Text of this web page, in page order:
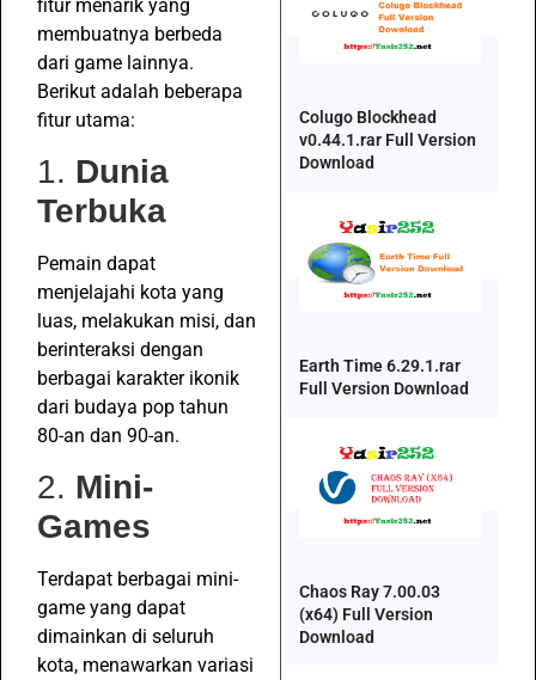
fitur menarik yang
membuatnya berbeda
dari game lainnya.
Berikut adalah beberapa
fitur utama:
1. Dunia
Terbuka
Pemain dapat
menjelajahi kota yang
luas, melakukan misi, dan
berinteraksi dengan
berbagai karakter ikonik
dari budaya pop tahun
80-an dan 90-an.
2. Mini-
Games
Terdapat berbagai mini-
game yang dapat
dimainkan di seluruh
kota, menawarkan variasi
Colugo Blockhead
v0.44.1.rar Full Version
Download
Earth Time 6.29.1.rar
Full Version Download
Chaos Ray 7.00.03
(x64) Full Version
Download